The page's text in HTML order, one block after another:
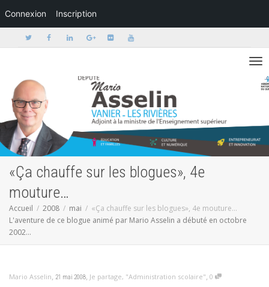
Connexion Inscription
Activer/
«Ça chauffe sur les blogues», 4e
mouture…
Accueil 2008 mai
«Ça chauffe sur les blogues», 4e mouture…
L'aventure de ce blogue animé par Mario Asselin a débuté en octobre
2002...
Mario Asselin, 21 mai 2008, Je partage, "Administration scolaire", 0